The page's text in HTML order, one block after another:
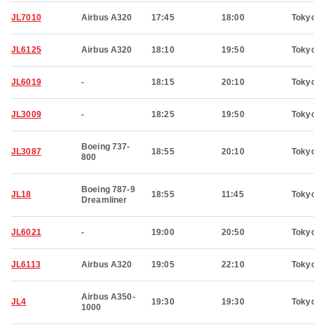
JL7010 Airbus A320 17:45 18:00
JL6125 Airbus A320 18:10 19:50
JL6019 - 18:15 20:10
JL3009 - 18:25 19:50
JL3087
Boeing 737-
800
18:55 20:10
JL18
Boeing 787-9
Dreamliner
18:55 11:45
JL6021 - 19:00 20:50
JL6113 Airbus A320 19:05 22:10
JL4
Airbus A350-
1000
19:30 19:30